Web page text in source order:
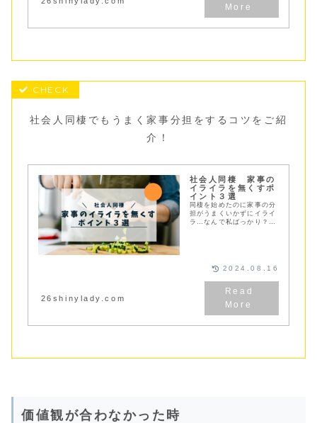
社会人同棲でもうまく家事分担をするコツをご紹
介！
社会人同棲 家事の
イライラを無くすポ
イント３選
同棲を始めたのに家事の分
担がうまくいかずにイライ
ラ…なんで私ばっかり？こ
ツさえ押さえれば家事のイ
ライラともおさらば！
26shinylady.com
2024.08.16
価値観が合わなかった時